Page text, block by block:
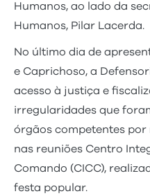
Humanos, ao lado da
Humanos, Pilar Lacerda.
No último dia de
e Caprichoso, a
acesso à justiça e
irregularidades que
órgãos competentes
nas reuniões Centro
Comando (CICC),
festa popular.